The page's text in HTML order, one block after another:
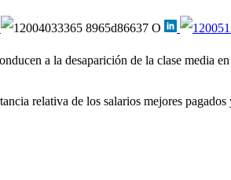
a la desaparición de la clase media
relativa de los salarios mejores